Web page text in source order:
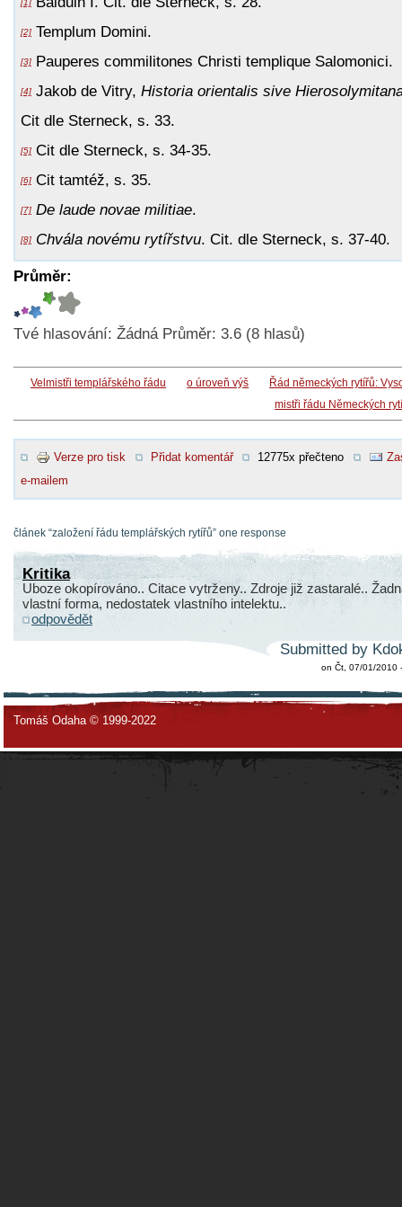
[2] Templum Domini.
[3] Pauperes commilitones Christi templique Salomonici.
[4] Jakob de Vitry, Historia orientalis sive
Cit dle Sterneck, s. 33.
[5] Cit dle Sterneck, s. 34-35.
[6] Cit tamtéž, s. 35.
[7] De laude novae militiae.
[8] Chvála novému rytířstvu. Cit. dle Sterneck, s. 37-40.
Průměr:
Tvé hlasování: Žádná Průměr: 3.6 (8 hlasů)
Velmistři templářského řádu o úroveň výš
Řád německých rytířů:
mistři řádu Německých
Verze pro tisk Přidat komentář 12775x přečteno
e-mailem
článek “založení řádu templářských rytířů” one response
Kritika
Uboze okopírováno.. Citace vytrženy.. Zdroje již zastaralé..
vlastní forma, nedostatek vlastního intelektu..
odpovědět
Submitted by
on Čt, 07/01/2010
Tomáš Odaha © 1999-2022